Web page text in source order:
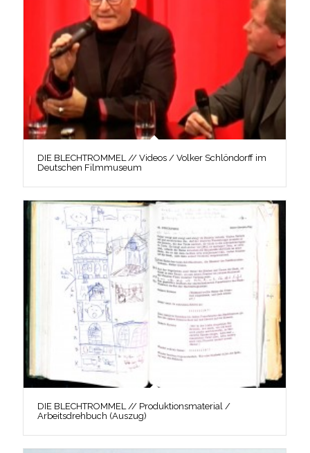
DIE BLECHTROMMEL // Videos / Volker Schlöndorff im
Deutschen Filmmuseum
DIE BLECHTROMMEL // Produktionsmaterial /
Arbeitsdrehbuch (Auszug)